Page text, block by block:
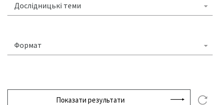
Дослідницькі теми
Формат
Показати результати